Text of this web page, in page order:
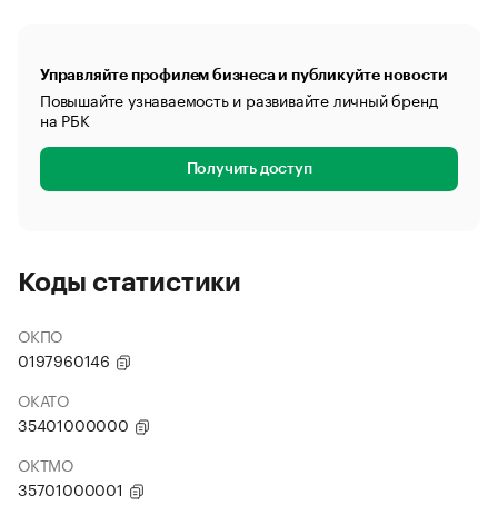
Управляйте профилем бизнеса и публикуйте новости
Повышайте узнаваемость и развивайте личный бренд
на РБК
Получить доступ
Коды статистики
ОКПО
0197960146
ОКАТО
35401000000
ОКТМО
35701000001